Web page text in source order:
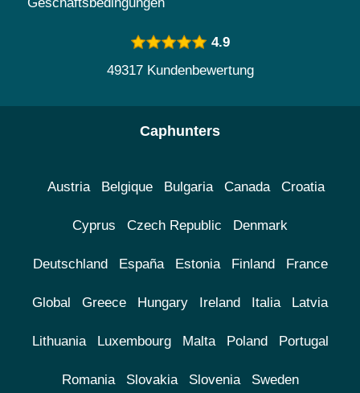
Geschäftsbedingungen
4.9
49317 Kundenbewertung
Caphunters
Austria Belgique Bulgaria Canada Croatia
Cyprus Czech Republic Denmark
Deutschland España Estonia Finland France
Global Greece Hungary Ireland Italia Latvia
Lithuania Luxembourg Malta Poland Portugal
Romania Slovakia Slovenia Sweden